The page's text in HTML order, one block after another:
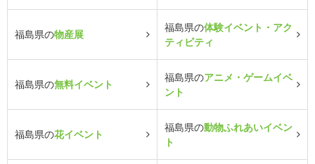
福島県の物産展
福島県の体験イベント・アク
ティビティ
福島県の無料イベント
福島県のアニメ・ゲームイベ
ント
福島県の花イベント
福島県の動物ふれあいイベン
ト